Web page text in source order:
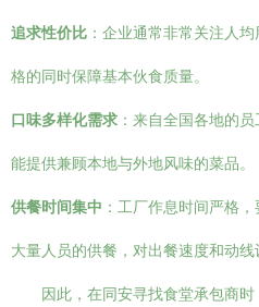
追求性价比 ：企业通常非常关注人
格的同时保障基本伙食质量。
口味多样化需求 ：来自全国各地的
能提供兼顾本地与外地风味的菜品。
供餐时间集中 ：工厂作息时间严格
大量人员的供餐，对出餐速度和动线
因此，在同安寻找食堂承包商